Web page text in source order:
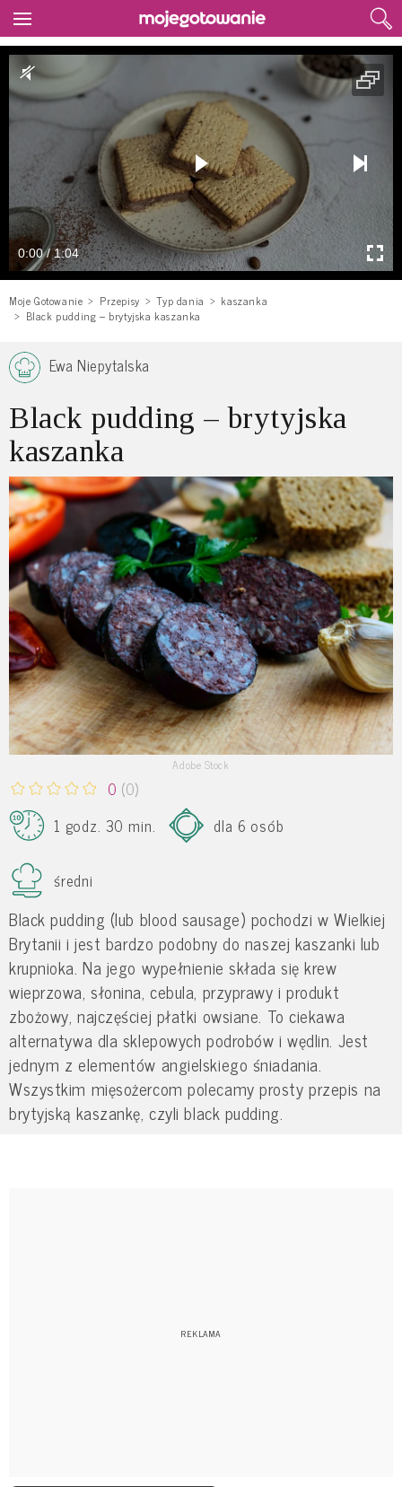
0:00 / 1:04
Moje Gotowanie Przepisy Typ dania
kaszanka
Black pudding – brytyjska kaszanka
Ewa Niepytalska
Black pudding – brytyjska
kaszanka
Adobe Stock
0 (0)
1 godz. 30 min.
dla 6 osób
średni
Black pudding (lub blood sausage) pochodzi w Wielkiej
Brytanii i jest bardzo podobny do naszej kaszanki lub
krupnioka. Na jego wypełnienie składa się krew
wieprzowa, słonina, cebula, przyprawy i produkt
zbożowy, najczęściej płatki owsiane. To ciekawa
alternatywa dla sklepowych podrobów i wędlin. Jest
jednym z elementów angielskiego śniadania.
Wszystkim mięsożercom polecamy prosty przepis na
brytyjską kaszankę, czyli black pudding.